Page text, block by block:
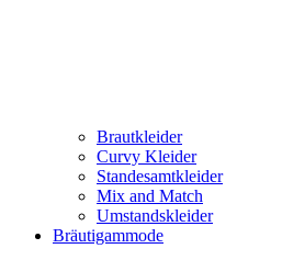
Brautkleider
Curvy Kleider
Standesamtkleider
Mix and Match
Umstandskleider
Bräutigammode